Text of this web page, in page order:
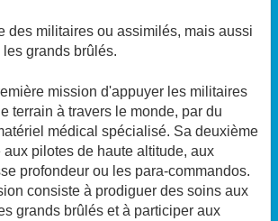
des militaires ou assimilés, mais aussi
grands brûlés.
mission d'appuyer les militaires
terrain à travers le monde, par du
médical spécialisé. Sa deuxième
aux pilotes de haute altitude, aux
profondeur ou les para-commandos.
consiste à prodiguer des soins aux
grands brûlés et à participer aux